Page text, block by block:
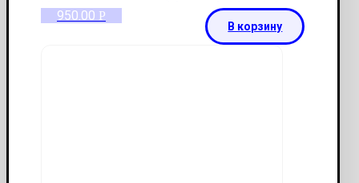
950.00 Р
В корзину